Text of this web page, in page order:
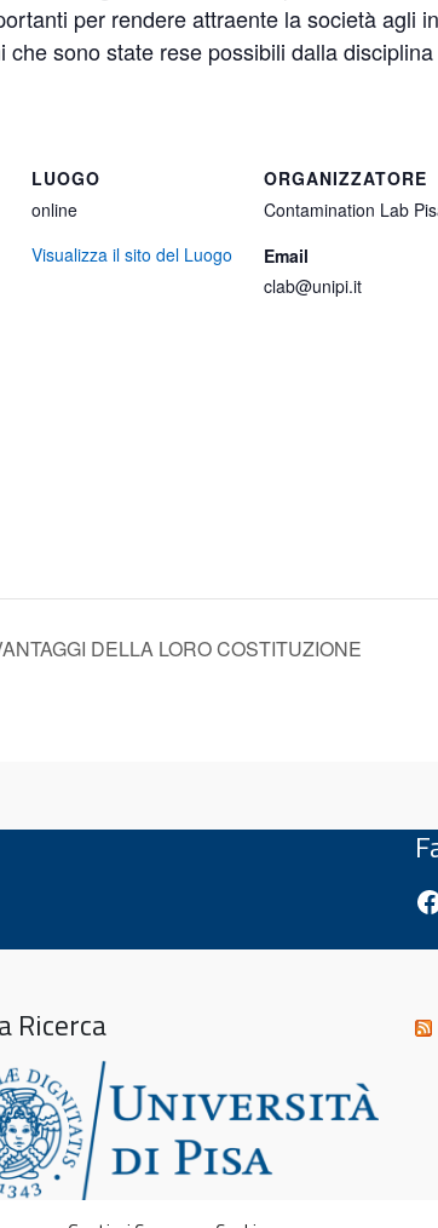
per rendere attraente la società agli
sono state rese possibili dalla
LUOGO
online
Visualizza il sito del Luogo
ORGANIZZATORE
Contamination Lab
Email
clab@unipi.it
DELLA LORO COSTITUZIONE
Ricerca